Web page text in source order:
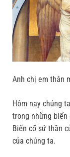
Anh chị em thân
Hôm nay chúng
trong những biến
Biến cố sứ thần
của chúng ta.